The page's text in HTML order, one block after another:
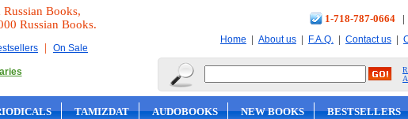
Russian Books,
Russian Books.
| On Sale
1-718-787-0664 |
Home | About us | F.A.Q. | Contact us |
TAMIZDAT AUDOBOOKS NEW BOOKS BESTSELLERS